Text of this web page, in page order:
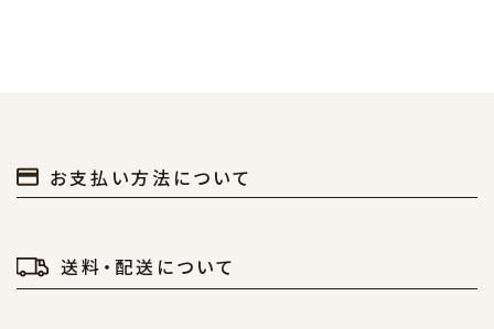
お支払い方法について
送料・配送について